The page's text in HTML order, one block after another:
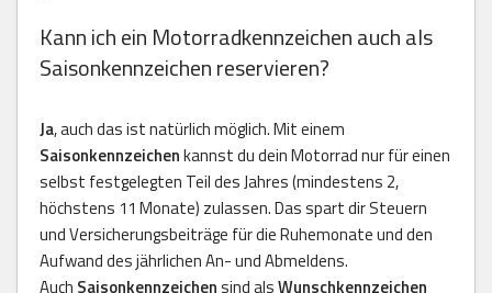
Kann ich ein Motorradkennzeichen auch als
Saisonkennzeichen reservieren?
Ja, auch das ist natürlich möglich. Mit einem
Saisonkennzeichenkannst du dein Motorrad nur für einen
selbst festgelegten Teil des Jahres (mindestens 2,
höchstens 11 Monate) zulassen. Das spart dir Steuern
und Versicherungsbeiträge für die Ruhemonate und den
Aufwand des jährlichen An- und Abmeldens.
Auch Saisonkennzeichensind alsWunschkennzeichen